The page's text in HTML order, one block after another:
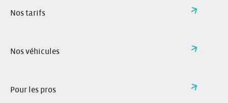
Nos tarifs
Nos véhicules
Pour les pros